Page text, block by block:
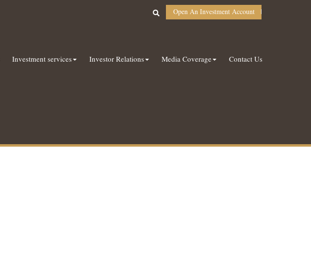
Open An Investment Account
Investment services Investor Relations Media Coverage Contact Us